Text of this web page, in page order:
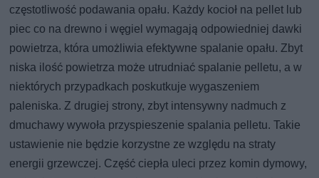
częstotliwość podawania opału. Każdy kocioł na pellet lub
piec co na drewno i węgiel wymagają odpowiedniej dawki
powietrza, która umożliwia efektywne spalanie opału. Zbyt
niska ilość powietrza może utrudniać spalanie pelletu, a w
niektórych przypadkach poskutkuje wygaszeniem
paleniska. Z drugiej strony, zbyt intensywny nadmuch z
dmuchawy wywoła przyspieszenie spalania pelletu. Takie
ustawienie nie będzie korzystne ze względu na straty
energii grzewczej. Część ciepła uleci przez komin dymowy,